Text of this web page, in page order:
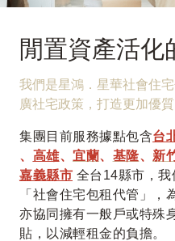
閒置資產活化
我們是星鴻．星華社會住
廣社宅政策，打造更加優
集團目前服務據點包含台
、 高雄、 宜蘭、 基隆、 新
嘉義縣市 全台14縣市，我
「社會住宅包租代管」，
亦協同擁有一般戶或特殊
貼，以減輕租金的負擔。